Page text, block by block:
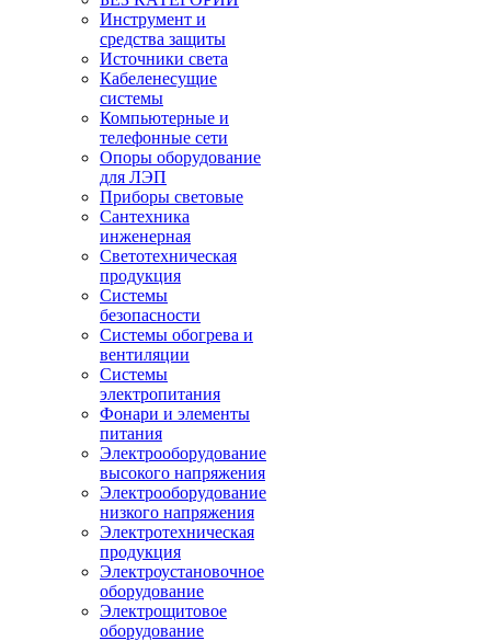
Инструмент и
средства защиты
Источники света
Кабеленесущие
системы
Компьютерные и
телефонные сети
Опоры оборудование
для ЛЭП
Приборы световые
Сантехника
инженерная
Светотехническая
продукция
Системы
безопасности
Системы обогрева и
вентиляции
Системы
электропитания
Фонари и элементы
питания
Электрооборудование
высокого напряжения
Электрооборудование
низкого напряжения
Электротехническая
продукция
Электроустановочное
оборудование
Электрощитовое
оборудование